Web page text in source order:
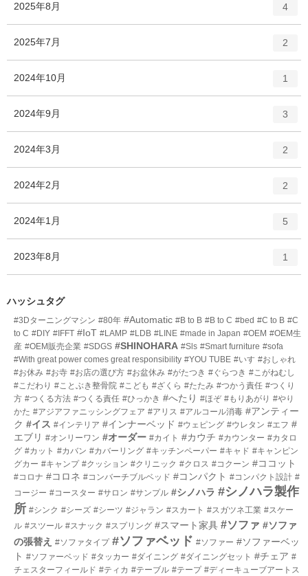
ー
2025年8月
ー
数
4
2025年7月
リ
ー
2
2024年10月
ー
1
2024年9月
ー
3
2024年3月
ー
2
2024年2月
ー
2
2024年1月
ー
5
2023年8月
リ
数
1
ハッシュタグ
#3Dターニングマシン #80年 #Automatic #B to B #B to C #bed #C to B #C
to C #DIY #IFFT #IoT #LAMP #LDB #LINE #made in Japan #OEM #OEM生
産 #OEM販売企業 #SDGS #SHINOHARA #Sls #Smart furniture #sofa
#With great power comes great responsibility #YOU TUBE #いす #おしゃれ
#お休み #お寺 #お店の選び方 #お盆休み #がたつき #ぐらつき #こがねむし
#こだわり #ことぶき整骨院 #こども #ざくら #たたみ #つかう責任 #つくり
方 #つくる方法 #つくる責任 #ひっかき #へたり #ほぞ #もりあがり #やり
かた #アジアファニッシングフェア #アリス #アルコール消毒 #アンティー
ク #イス #インテリア #インナーベッド #ウェピング #ウレタン #エフ #
エブリ #オンリーワン #オーダー #カイト #カウチ #カウンター #カタロ
グ #カット #カバン #カバーリング #キッチンペーパー #キャド #キャンピン
グカー #キャンプ #クッション #クリニック #クロス #コクーン #ココット
#コロナ #コロネ #コンバーチブルベッド #コンパクト #コンパクト設計 #
コージー #コースター #サロン #サンプル #シノハラ #シノハラ製作
所 #シンク #シーズ #シーツ #ジャラン #スカート #スガツネ工業 #スケー
ル #スツール #スナック #スプリング #スマート家具 #ソファ #ソファ
の張替え #ソファタイプ #ソファベッド #ソファー #ソファーベッ
ト #ソファーベッド #タッカー #ダイニング #ダイニングセット #チェア #
チェスターフィールド #ティカ #テーブル #テープ #ディーキューブアートス